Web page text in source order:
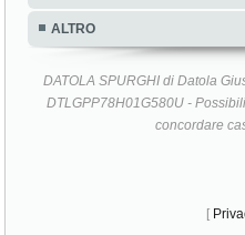
ALTRO
DATOLA SPURGHI di Datola
DTLGPP78H01G580U -
concordare
[